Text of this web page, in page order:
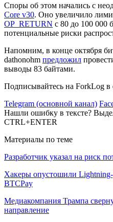
Споры об этом начались с
Core v30. Оно увеличило
OP_RETURN с 80 до 100 000
потенциальные риски
Напомним, в конце октября
dathonohm предложил
выводы 83 байтами.
Подписывайтесь на ForkLog в
Telegram (основной канал)
Нашли ошибку в тексте?
CTRL+ENTER
Материалы по теме
Разработчик указал на риск
Хакеры опустошили Lightning-
BTCPay
Медиакомпания Трампа
направление